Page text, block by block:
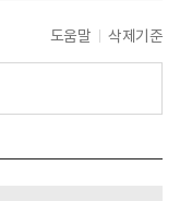
도움말 삭제기준